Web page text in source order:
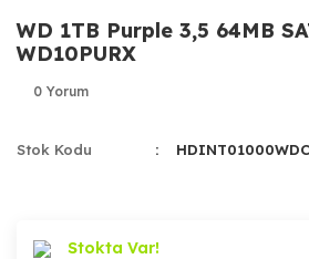
WD 1TB Purple 3,5 64MB
WD10PURX
0 Yorum
Stok Kodu
Stokta Var!